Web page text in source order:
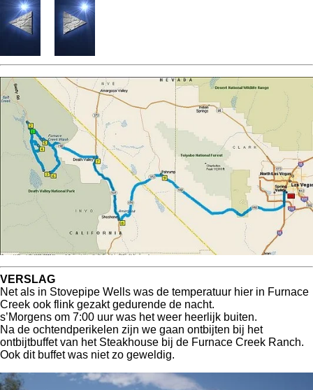
VERSLAG
Net als in Stovepipe Wells was de temperatuur hier in Furnace
Creek ook flink gezakt gedurende de nacht.
s’Morgens om 7:00 uur was het weer heerlijk buiten.
Na de ochtendperikelen zijn we gaan ontbijten bij het
ontbijtbuffet van het Steakhouse bij de Furnace Creek Ranch.
Ook dit buffet was niet zo geweldig.